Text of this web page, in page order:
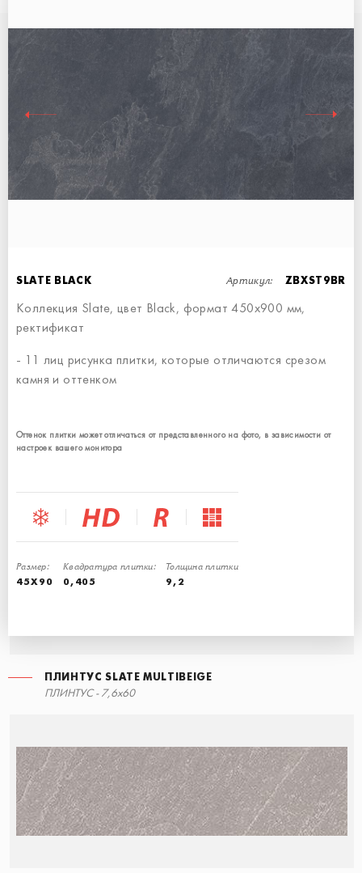
SLATE BLACK Артикул: ZBXST9BR
Коллекция Slate, цвет Black, формат 450x900 мм,
ректификат
- 11 лиц рисунка плитки, которые отличаются срезом
камня и оттенком
Оттенок плитки может отличаться от представленного на фото, в зависимости от
настроек вашего монитора
Размер:
45X90
Квадратура плитки:
0,405
Толщина плитки
9,2
ВЕСЬ ДЕКОР К ПЛИТКЕ
ПЛИНТУС SLATE MULTIBEIGE
ПЛИНТУС - 7,6x60
СТУПЕНЬ УГЛОВАЯ ЛЕВАЯ
30x34,5
MOSAIC SLATE MULTIBEIGE
30x30
ПЛИНТУС SLATE GREY
7,6x60